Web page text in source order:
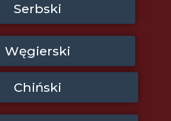
Serbski
Węgierski
Chiński